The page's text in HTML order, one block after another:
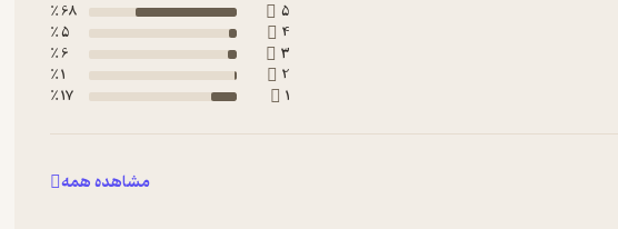
5
68 ٪
4
5 ٪
3
6 ٪
2
1 ٪
1
17 ٪
مشاهده همه